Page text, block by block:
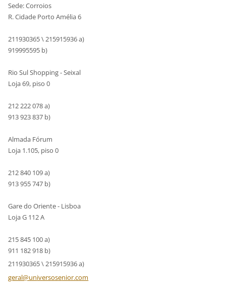
Sede: Corroios
R. Cidade Porto Amélia 6
211930365 \ 215915936 a)
919995595 b)
Rio Sul Shopping - Seixal
Loja 69, piso 0
212 222 078 a)
913 923 837 b)
Almada Fórum
Loja 1.105, piso 0
212 840 109 a)
913 955 747 b)
Gare do Oriente - Lisboa
Loja G 112 A
215 845 100 a)
911 182 918 b)
211930365 \ 215915936 a)
geral@universosenior.com